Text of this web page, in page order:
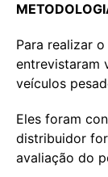
Para realizar
entrevistaram
veículos
Eles foram
distribuidor
avaliação do